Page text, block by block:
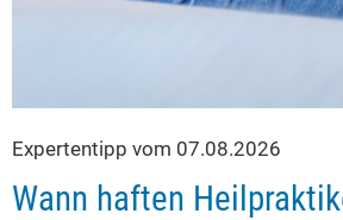
Expertentipp vom 07.08.2026
Wann haften